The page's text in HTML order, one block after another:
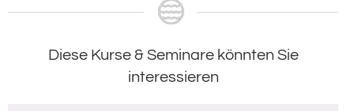
Diese Kurse & Seminare könnten Sie
interessieren